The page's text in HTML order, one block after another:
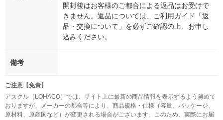
開封後はお客様のご都合による返品はお受けで
きません。返品については、ご利用ガイド「返
品・交換について」を必ずご確認の上、お申し
込みください。
備考
ご注意【免責】
アスクル（LOHACO）では、サイト上に最新の商品情報を表示するよう努めて
おりますが、メーカーの都合等により、商品規格・仕様（容量、パッケージ、
原材料、原産国など）が変更される場合がございます。このため、実際にお届